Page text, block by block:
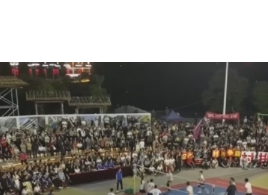
道 VR/AR 4K专区 全景新闻
入列
会 CBA NBA 中超 国足 国际足球 网球 综
体育江湖 文化体育 冰雪道路 足球道路
央博 非遗 文化 旅游 科普 健康 乐龄 阅读
云起 超级工厂 智敬中国 全民健康 颜选攻略 海洋